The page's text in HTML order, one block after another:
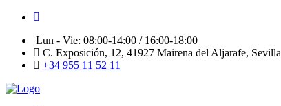
Lun - Vie: 08:00-14:00 / 16:00-18:00
C. Exposición, 12, 41927 Mairena del Aljarafe, Sevilla
+34 955 11 52 11